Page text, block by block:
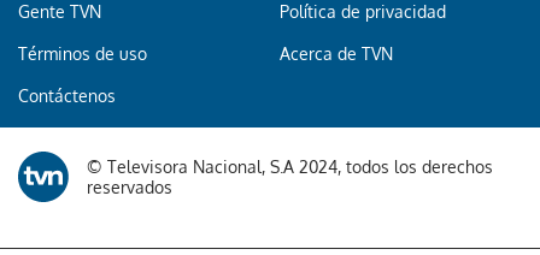
Gente TVN Política de privacidad
Términos de uso Acerca de TVN
Contáctenos
© Televisora Nacional, S.A 2024, todos los derechos
reservados